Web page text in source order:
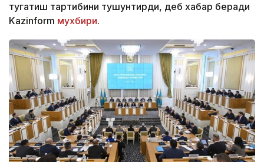
тугатиш тартибини тушунтирди, деб хабар беради
Kazinform мухбири.